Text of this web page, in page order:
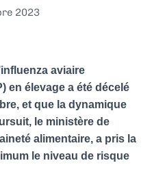
2023
aviaire
en élevage a été décelé
et que la dynamique
le ministère de
alimentaire, a pris la
le niveau de risque